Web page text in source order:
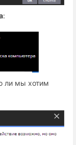
:
ли мы хотим